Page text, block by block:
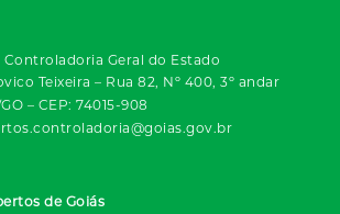
Controladoria Geral do Estado
Teixeira – Rua 82, Nº 400, 3º andar
– CEP: 74015-908
de Goiás